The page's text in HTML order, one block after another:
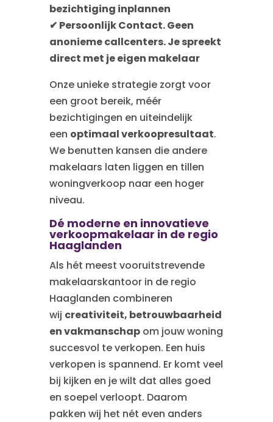
bezichtiging inplannen
✔ Persoonlijk Contact. Geen
anonieme callcenters. Je spreekt
direct met je eigen makelaar
Onze unieke strategie zorgt voor
een groot bereik, méér
bezichtigingen en uiteindelijk
een optimaal verkoopresultaat.
We benutten kansen die andere
makelaars laten liggen en tillen
woningverkoop naar een hoger
niveau.
Dé moderne en innovatieve
verkoopmakelaar in de regio
Haaglanden
Als hét meest vooruitstrevende
makelaarskantoor in de regio
Haaglanden combineren
wij creativiteit, betrouwbaarheid
en vakmanschapom jouw woning
succesvol te verkopen. Een huis
verkopen is spannend. Er komt veel
bij kijken en je wilt dat alles goed
en soepel verloopt. Daarom
pakken wij het nét even anders